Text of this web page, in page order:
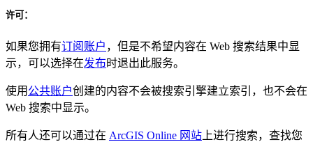
许可：
如果您拥有订阅账户 ，但是不希望内容在 Web 搜索结果中显
示，可以选择在发布时退出此服务。
使用 公共账户创建的内容不会被搜索引擎建立索引，也不会在
Web 搜索中显示。
所有人还可以通过在 ArcGIS Online 网站 上进行搜索，查找您